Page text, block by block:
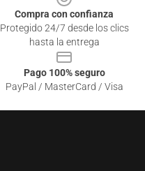
Compra con confianza
Protegido 24/7 desde los clics
hasta la entrega
Pago 100% seguro
PayPal / MasterCard / Visa